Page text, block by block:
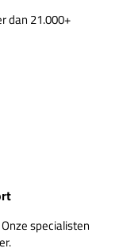
dan 21.000+
specialisten